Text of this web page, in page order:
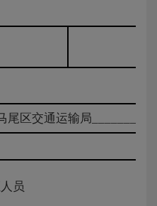
尾区交通运输局
员